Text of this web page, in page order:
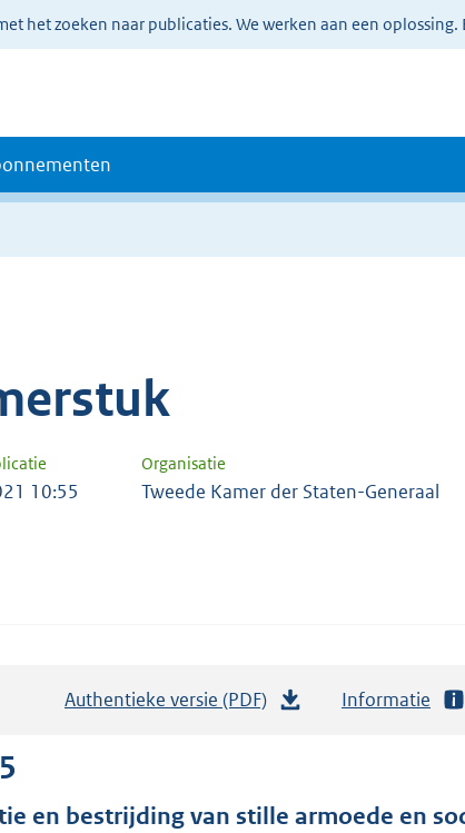
het zoeken naar publicaties. We werken aan een oplossing.
Organisatie
10:55 Tweede Kamer der Staten-Generaal
Authentieke versie (PDF)
a
Informatie
en bestrijding van stille armoede en